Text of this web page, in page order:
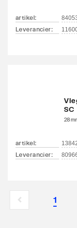
artikel:
Leverancier:
SC
artikel:
Leverancier:
1